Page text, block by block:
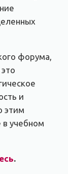
форума,
и
этим
в учебном
.